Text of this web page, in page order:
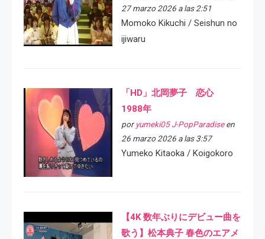
27 marzo 2026 a las 2:51
Momoko Kikuchi / Seishun no
ijiwaru
「HD」北岡夢子 恋心
1988年
por yumeki05 J-PopParadiseen
26 marzo 2026 a las 3:57
Yumeko Kitaoka / Koigokoro
【4K 数年ぶりにデビュー曲を
歌う】松本典子 春色のエアメ